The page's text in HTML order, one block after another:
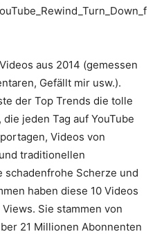
aus 2014 (gemessen
Gefällt mir usw.).
der Top Trends die tolle
jeden Tag auf YouTube
Videos von
traditionellen
Scherze und
haben diese 10 Videos
Sie stammen von
21 Millionen Abonnenten